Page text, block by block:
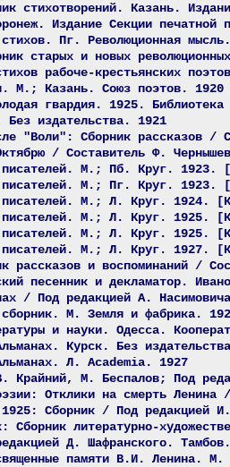
стихотворений. Казань.
Издание Секции
Пг. Революционная
старых и новых
рабоче-крестьянских
М.; Казань. Союз поэтов. 1920
гвардия. 1925.
издательства. 1921
"Воли": Сборник
/ Составитель Ф.
писателей. М.; Пб. Круг.
писателей. М.; Пг. Круг.
писателей. М.; Л. Круг. 1924.
писателей. М.; Л. Круг. 1925.
писателей. М.; Л. Круг. 1925.
писателей. М.; Л. Круг. 1927.
рассказов и воспоминаний /
песенник и декламатор.
/ Под редакцией А.
сборник. М. Земля и фабрика.
и науки. Одесса.
Курск. Без
Л. Academia. 1927
Крайний, М. Беспалов; Под
Отклики на смерть
Сборник / Под редакцией
Сборник литературно-
Д. Шафранского.
памяти В.И. Ленина.